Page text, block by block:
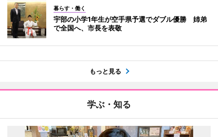
暮らす・働く
宇部の小学1年生が空手県予選でダブル優勝 姉弟
で全国へ、市長を表敬
もっと見る
学ぶ・知る